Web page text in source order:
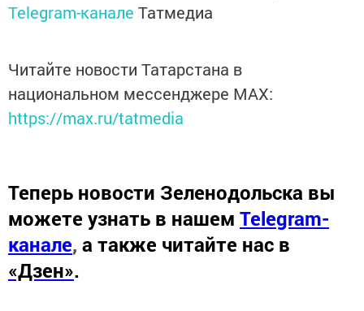
Telegram-канале Татмедиа
Читайте новости Татарстана в
национальном мессенджере MАХ:
https://max.ru/tatmedia
Теперь новости Зеленодольска вы
можете узнать в нашем Telegram-
канале, а также читайте нас в
«Дзен».